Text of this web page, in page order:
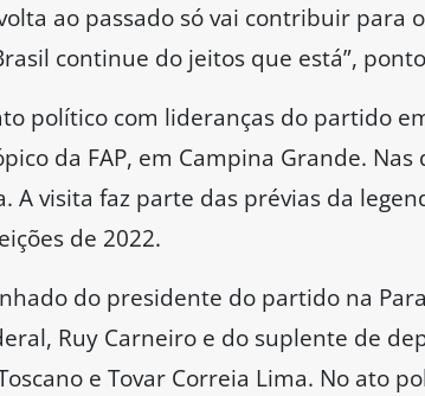
ao passado só vai contribuir para
continue do jeitos que está”,
político com lideranças do partido
da FAP, em Campina Grande. Nas
A visita faz parte das prévias da
de 2022.
do presidente do partido na
Ruy Carneiro e do suplente de
e Tovar Correia Lima. No ato